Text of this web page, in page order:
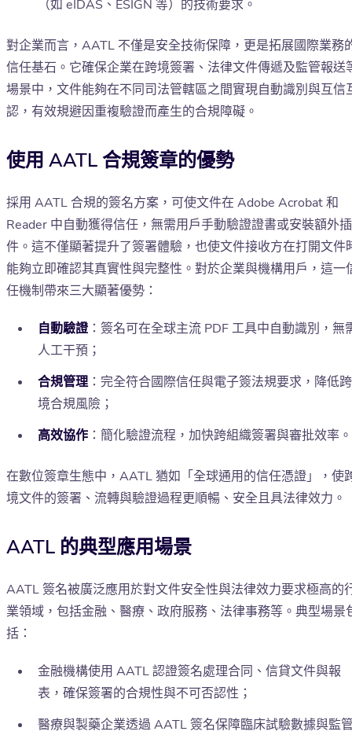
（如 eIDAS、ESIGN 等）的技術要求。
對企業而言，AATL 不僅是安全技術保障，更是拓展國際業務
信任基石。它確保企業在跨境簽署、法律文件傳遞及監管報送
場景中，文件能夠在不同司法管轄區之間實現自動識別與互信
認，有效規避因重複驗證而產生的合規障礙。
使用 AATL 合規簽章的優勢
採用 AATL 合規的簽名方案，可使文件在 Adobe Acrobat 和
Reader 中自動獲得信任，無需用戶手動驗證證書或安裝額外插
件。這不僅顯著提升了簽署體驗，也使文件接收方在打開文件
能夠立即確認其真實性與完整性。對於企業與機構用戶，這一
任機制帶來三大顯著優勢：
自動驗證：簽名可在全球主流 PDF 工具中自動識別，無
人工干預；
合規管理：完全符合國際信任與電子簽法規要求，降低跨
境合規風險；
高效協作 ：簡化驗證流程，加快跨組織簽署與審批效率。
在數位簽章生態中，AATL 猶如「全球通用的信任憑證」，使
境文件的簽署、流轉與驗證過程更順暢、安全且具法律效力。
AATL 的典型應用場景
AATL 簽名被廣泛應用於對文件安全性與法律效力要求極高的
業領域，包括金融、醫療、政府服務、法律事務等。典型場景
括：
金融機構使用 AATL 認證簽名處理合同、信貸文件與報
表，確保簽署的合規性與不可否認性；
醫療與製藥企業透過 AATL 簽名保障臨床試驗數據與監